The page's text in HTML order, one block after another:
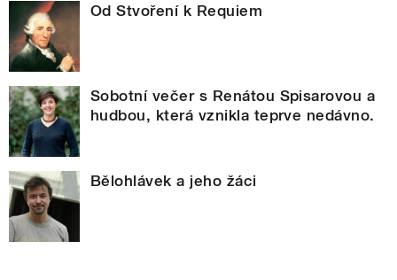
Od Stvoření k Requiem
Sobotní večer s Renátou Spisarovou a
hudbou, která vznikla teprve nedávno.
Bělohlávek a jeho žáci